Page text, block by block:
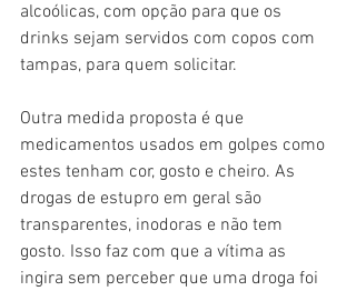
alcoólicas, com opção para que os
drinks sejam servidos com copos com
tampas, para quem solicitar.
Outra medida proposta é que
medicamentos usados em golpes como
estes tenham cor, gosto e cheiro. As
drogas de estupro em geral são
transparentes, inodoras e não tem
gosto. Isso faz com que a vítima as
ingira sem perceber que uma droga foi